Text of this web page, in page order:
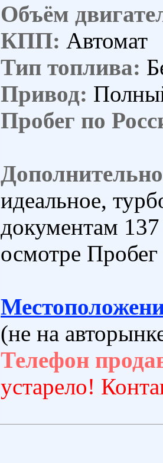
Объём
КПП: Автомат
Тип топлива:
Привод:
Пробег по
идеальное,
документам
осмотре
(не на
Телефон
устарело!